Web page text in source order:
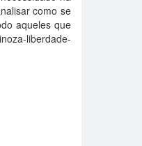
como se
aqueles que
liberdade-